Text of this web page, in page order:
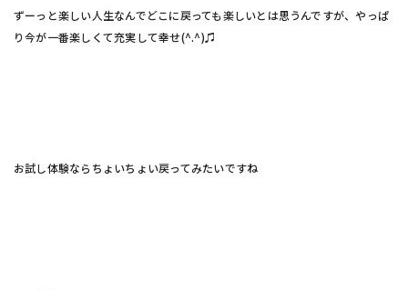
ずーっと楽しい人生なんでどこに戻っても楽しいとは思うんですが、やっぱ
り今が一番楽しくて充実して幸せ(^.^)♫
お試し体験ならちょいちょい戻ってみたいですね